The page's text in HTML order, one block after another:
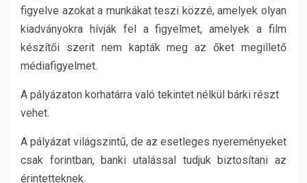
figyelve azokat a munkákat teszi közzé, amelyek olyan
kiadványokra hívják fel a figyelmet, amelyek a film
készítői szerit nem kapták meg az őket megillető
médiafigyelmet.
A pályázaton korhatárra való tekintet nélkül bárki részt
vehet.
A pályázat világszintű, de az esetleges nyereményeket
csak forintban, banki utalással tudjuk biztosítani az
érintetteknek.